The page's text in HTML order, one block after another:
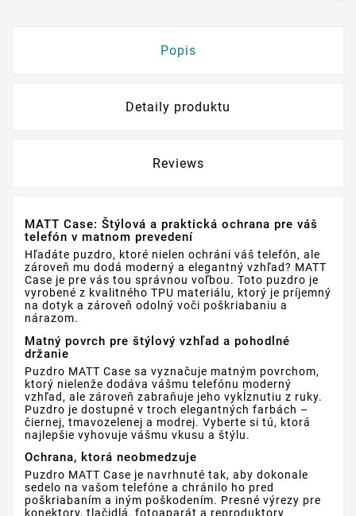
Popis
Detaily produktu
Reviews
MATT Case: Štýlová a praktická ochrana pre váš
telefón v matnom prevedení
Hľadáte puzdro, ktoré nielen ochráni váš telefón, ale
zároveň mu dodá moderný a elegantný vzhľad? MATT
Case je pre vás tou správnou voľbou. Toto puzdro je
vyrobené z kvalitného TPU materiálu, ktorý je príjemný
na dotyk a zároveň odolný voči poškriabaniu a
nárazom.
Matný povrch pre štýlový vzhľad a pohodlné
držanie
Puzdro MATT Case sa vyznačuje matným povrchom,
ktorý nielenže dodáva vášmu telefónu moderný
vzhľad, ale zároveň zabraňuje jeho vykĺznutiu z ruky.
Puzdro je dostupné v troch elegantných farbách –
čiernej, tmavozelenej a modrej. Vyberte si tú, ktorá
najlepšie vyhovuje vášmu vkusu a štýlu.
Ochrana, ktorá neobmedzuje
Puzdro MATT Case je navrhnuté tak, aby dokonale
sedelo na vašom telefóne a chránilo ho pred
poškriabaním a iným poškodením. Presné výrezy pre
konektory, tlačidlá, fotoaparát a reproduktory